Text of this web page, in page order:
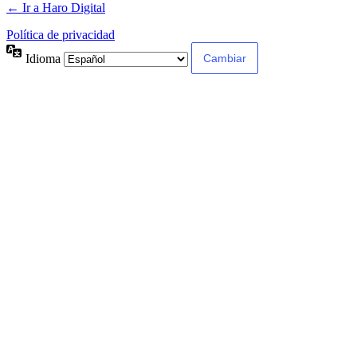
← Ir a Haro Digital
Política de privacidad
Idioma